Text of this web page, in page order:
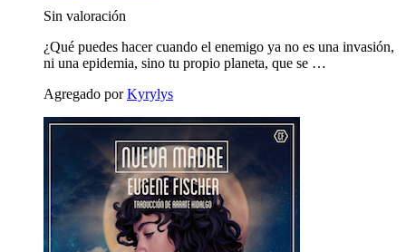
Sin valoración
¿Qué puedes hacer cuando el enemigo ya no es una invasión,
ni una epidemia, sino tu propio planeta, que se …
Agregado porKyrylys